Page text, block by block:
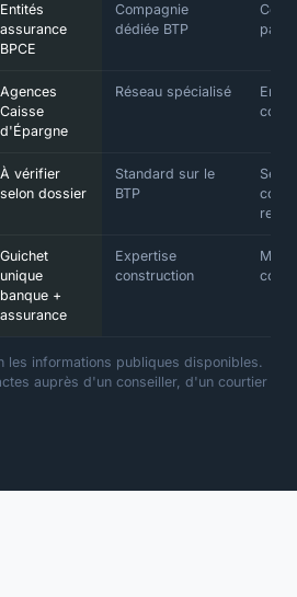
Entités
assurance
BPCE
Compagnie
dédiée BTP
Agences
Caisse
d'Épargne
Réseau spécialisé
En
À vérifier
selon dossier
Standard sur le
BTP
Selon
Guichet
unique
banque +
assurance
Expertise
construction
Mise
les informations publiques disponibles.
auprès d'un conseiller, d'un courtier